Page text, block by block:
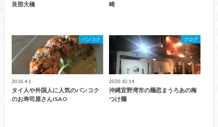
良部大橋
崎
バンコク
2016.4.1
タイ人や外国人に人気のバンコク
のお寿司屋さんISAO
ブログ
2020.10.14
沖縄宜野湾市の麺恋まうろあの梅
つけ麺